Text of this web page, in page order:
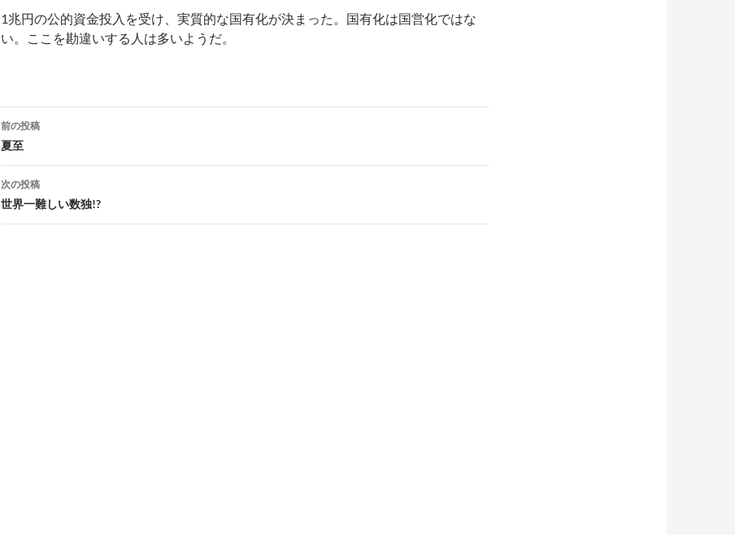
1兆円の公的資金投入を受け、実質的な国有化が決まった。国有化は国営化ではな
い。ここを勘違いする人は多いようだ。
投
稿
ナ
ビ
ゲ
前の投稿
夏至
次の投稿
世界一難しい数独!?